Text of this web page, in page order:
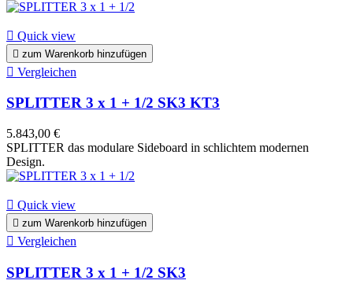
 Quick view
 zum Warenkorb hinzufügen
 Vergleichen
SPLITTER 3 x 1 + 1/2 SK3 KT3
5.843,00 €
SPLITTER das modulare Sideboard in schlichtem modernen
Design.
 Quick view
 zum Warenkorb hinzufügen
 Vergleichen
SPLITTER 3 x 1 + 1/2 SK3